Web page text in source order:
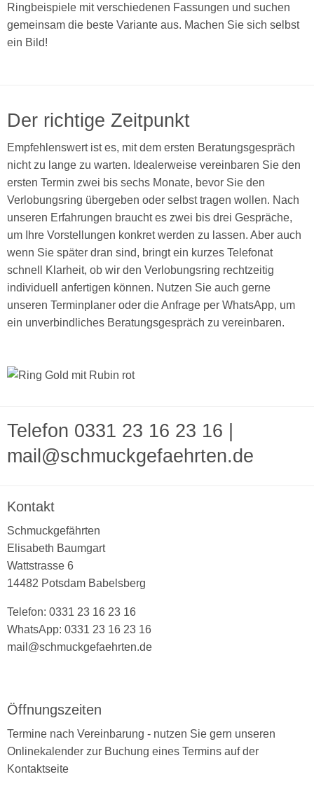
Ringbeispiele mit verschiedenen Fassungen und suchen
gemeinsam die beste Variante aus. Machen Sie sich selbst
ein Bild!
Der richtige Zeitpunkt
Empfehlenswert ist es, mit dem ersten Beratungsgespräch
nicht zu lange zu warten. Idealerweise vereinbaren Sie den
ersten Termin zwei bis sechs Monate, bevor Sie den
Verlobungsring übergeben oder selbst tragen wollen. Nach
unseren Erfahrungen braucht es zwei bis drei Gespräche,
um Ihre Vorstellungen konkret werden zu lassen. Aber auch
wenn Sie später dran sind, bringt ein kurzes Telefonat
schnell Klarheit, ob wir den Verlobungsring rechtzeitig
individuell anfertigen können. Nutzen Sie auch gerne
unseren Terminplaner oder die Anfrage per WhatsApp, um
ein unverbindliches Beratungsgespräch zu vereinbaren.
Telefon 0331 23 16 23 16
mail@schmuckgefaehrten.de
Kontakt
Schmuckgefährten
Elisabeth Baumgart
Wattstrasse 6
14482 Potsdam Babelsberg
Telefon: 0331 23 16 23 16
WhatsApp: 0331 23 16 23 16
mail@schmuckgefaehrten.de
Öffnungszeiten
Termine nach Vereinbarung - nutzen Sie gern unseren
Onlinekalender zur Buchung eines Termins auf der
Kontaktseite